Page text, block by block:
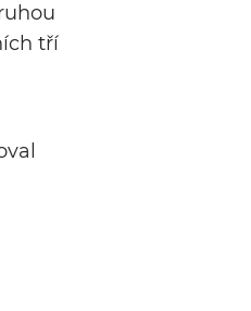
tří